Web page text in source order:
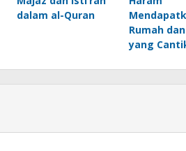
dalam al-Quran
Rumah
yang